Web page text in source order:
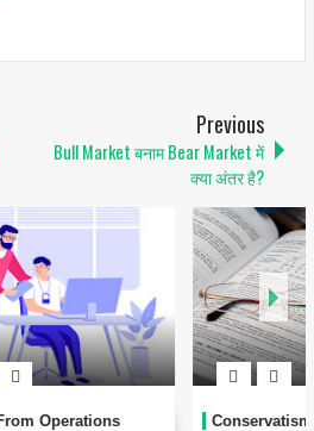
Previous
Bull Market बनाम Bear Market में
क्या अंतर है?
1
Automated Clearing House